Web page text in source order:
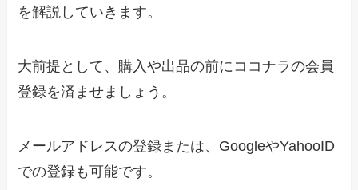
を解説していきます。
大前提として、購入や出品の前にココナラの会員
登録を済ませましょう。
メールアドレスの登録または、GoogleやYahooID
での登録も可能です。